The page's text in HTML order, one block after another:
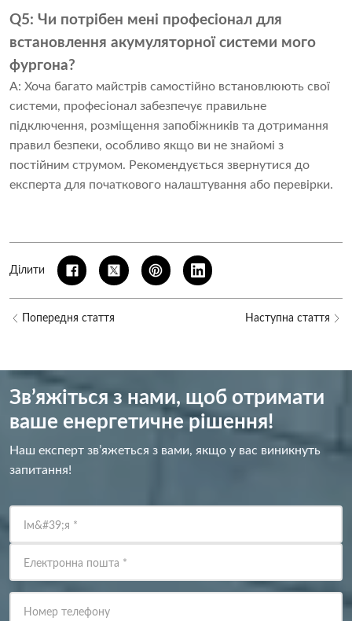
Q5: Чи потрібен мені професіонал для
встановлення акумуляторної системи мого
фургона?
A: Хоча багато майстрів самостійно встановлюють свої
системи, професіонал забезпечує правильне
підключення, розміщення запобіжників та дотримання
правил безпеки, особливо якщо ви не знайомі з
постійним струмом. Рекомендується звернутися до
експерта для початкового налаштування або перевірки.
Ділити
Попередня стаття Наступна стаття
Зв’яжіться з нами, щоб отримати
ваше енергетичне рішення!
Наш експерт зв’яжеться з вами, якщо у вас виникнуть
запитання!
Ім&#39;я *
Електронна пошта *
Номер телефону